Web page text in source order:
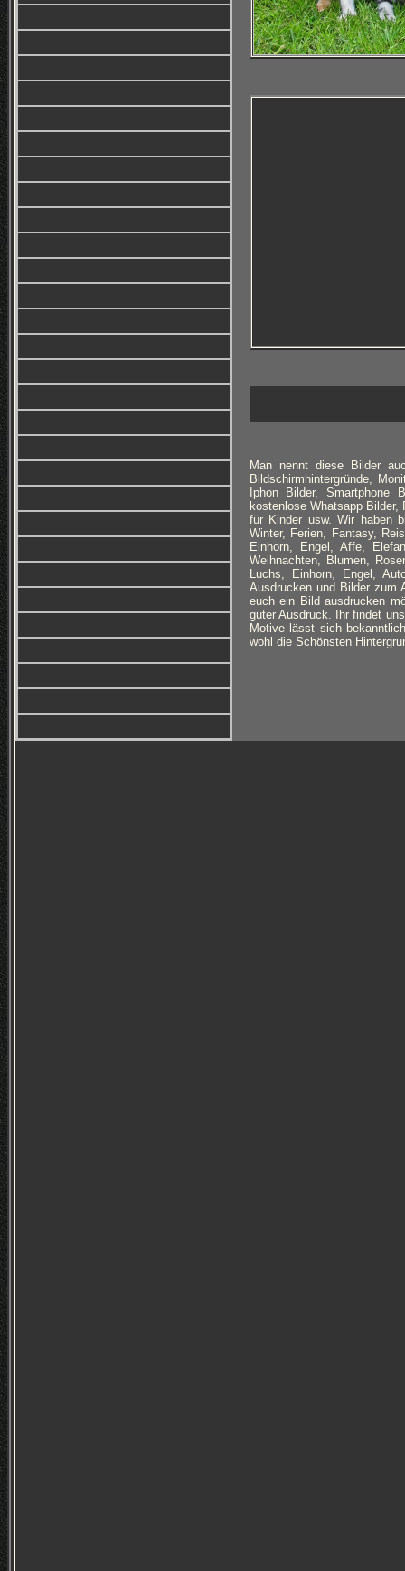
Man nennt diese Bilder
Bildschirmhintergründe,
Iphon Bilder, Smartphone
kostenlose Whatsapp
für Kinder usw. Wir haben
Winter, Ferien, Fantasy,
Einhorn, Engel, Affe,
Weihnachten, Blumen,
Luchs, Einhorn, Engel,
Ausdrucken und Bilder zum
euch ein Bild ausdrucken
guter Ausdruck. Ihr findet
Motive lässt sich
wohl die Schönsten